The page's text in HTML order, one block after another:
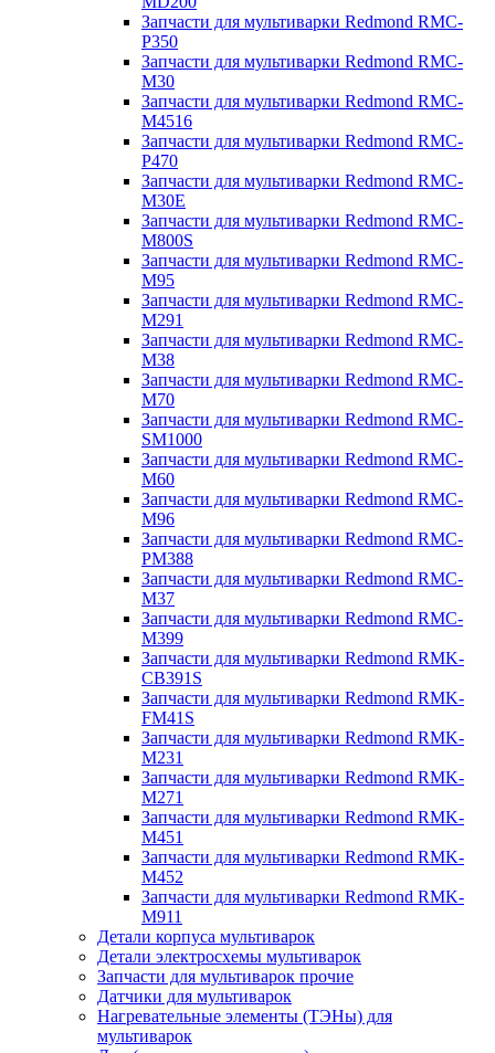
Запчасти для мультиварки Redmond RMC-
P350
Запчасти для мультиварки Redmond RMC-
M30
Запчасти для мультиварки Redmond RMC-
M4516
Запчасти для мультиварки Redmond RMC-
P470
Запчасти для мультиварки Redmond RMC-
M30E
Запчасти для мультиварки Redmond RMC-
M800S
Запчасти для мультиварки Redmond RMC-
M95
Запчасти для мультиварки Redmond RMC-
M291
Запчасти для мультиварки Redmond RMC-
M38
Запчасти для мультиварки Redmond RMC-
M70
Запчасти для мультиварки Redmond RMC-
SM1000
Запчасти для мультиварки Redmond RMC-
M60
Запчасти для мультиварки Redmond RMC-
M96
Запчасти для мультиварки Redmond RMC-
PM388
Запчасти для мультиварки Redmond RMC-
M37
Запчасти для мультиварки Redmond RMC-
M399
Запчасти для мультиварки Redmond RMK-
CB391S
Запчасти для мультиварки Redmond RMK-
FM41S
Запчасти для мультиварки Redmond RMK-
M231
Запчасти для мультиварки Redmond RMK-
M271
Запчасти для мультиварки Redmond RMK-
M451
Запчасти для мультиварки Redmond RMK-
M452
Запчасти для мультиварки Redmond RMK-
M911
Детали корпуса мультиварок
Детали электросхемы мультиварок
Запчасти для мультиварок прочие
Датчики для мультиварок
Нагревательные элементы (ТЭНы) для
мультиварок